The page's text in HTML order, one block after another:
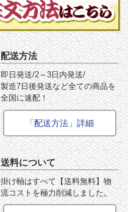
配送方法
即日発送/2～3日内発送/
製造7日後発送など全ての商品を
全国に速配！
「配送方法」詳細
送料について
掛け軸はすべて【送料無料】物
流コストを極力削減しました。